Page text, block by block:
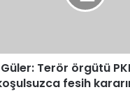
Terör örgütü
fesih